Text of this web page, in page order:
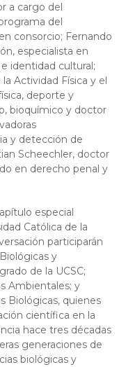
a cargo del
del
consorcio; Fernando
especialista en
identidad cultural;
Actividad Física y el
deporte y
bioquímico y doctor
y detección de
Scheechler, doctor
en derecho penal y
especial
Católica de la
participarán
y
de la UCSC;
Ambientales; y
Biológicas, quienes
científica en la
hace tres décadas
generaciones de
biológicas y